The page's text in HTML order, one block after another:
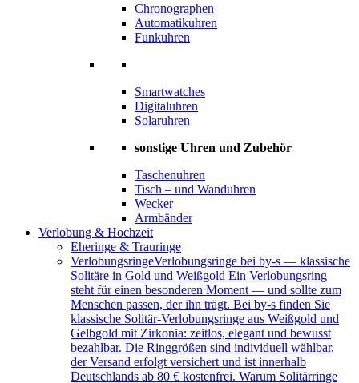
Chronographen
Automatikuhren
Funkuhren
Smartwatches
Digitaluhren
Solaruhren
sonstige Uhren und Zubehör
Taschenuhren
Tisch – und Wanduhren
Wecker
Armbänder
Verlobung & Hochzeit
Eheringe & Trauringe
VerlobungsringeVerlobungsringe bei by-s — klassische
Solitäre in Gold und Weißgold Ein Verlobungsring
steht für einen besonderen Moment — und sollte zum
Menschen passen, der ihn trägt. Bei by-s finden Sie
klassische Solitär-Verlobungsringe aus Weißgold und
Gelbgold mit Zirkonia: zeitlos, elegant und bewusst
bezahlbar. Die Ringgrößen sind individuell wählbar,
der Versand erfolgt versichert und ist innerhalb
Deutschlands ab 80 € kostenfrei. Warum Solitärringe